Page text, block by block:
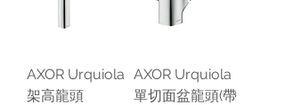
AXOR Urquiola
架高龍頭
AXOR Urquiola
單切面盆龍頭(帶